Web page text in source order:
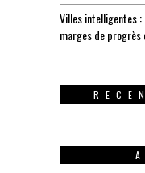
Villes intelligentes :
marges de progrès